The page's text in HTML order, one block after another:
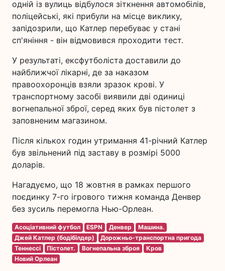
одній із вулиць відбулося зіткнення автомобілів,
поліцейські, які прибули на місце виклику,
запідозрили, що Катлер перебуває у стані
сп'яніння - він відмовився проходити тест.
У результаті, ексфутболіста доставили до
найближчої лікарні, де за наказом
правоохоронців взяли зразок крові. У
транспортному засобі виявили дві одиниці
вогнепальної зброї, серед яких був пістолет з
заповненим магазином.
Після кількох годин утримання 41-річний Катлер
був звільнений під заставу в розмірі 5000
доларів.
Нагадуємо, що 18 жовтня в рамках першого
поєдинку 7-го ігрового тижня команда Денвер
без зусиль перемогла Нью-Орлеан.
Асоціативний футбол ESPN Денвер
Машина.
Джей Катлер (бодібілдер)
Дорожньо-транспортна пригода
Теннессі
Пістолет. Вогнепальна зброя
Кров
Новий Орлеан